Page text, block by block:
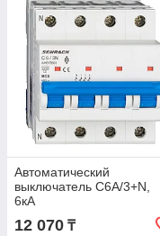
Автоматический
выключатель C6А/3+N,
6кА
12 070 ₸